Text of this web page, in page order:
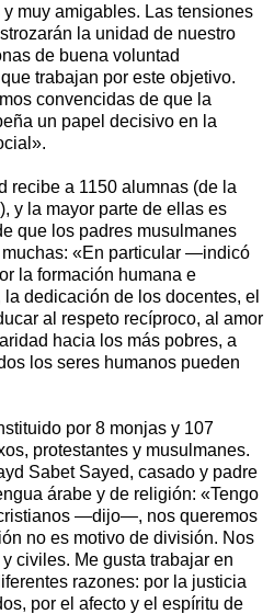
muy amigables. Las tensiones
la unidad de nuestro
de buena voluntad
trabajan por este objetivo.
convencidas de que la
un papel decisivo en la
recibe a 1150 alumnas (de la
y la mayor parte de ellas es
que los padres musulmanes
«En particular —indicó
la formación humana e
dedicación de los docentes, el
al respeto recíproco, al amor
hacia los más pobres, a
los seres humanos pueden
por 8 monjas y 107
protestantes y musulmanes.
Sabet Sayed, casado y padre
árabe y de religión: «Tengo
—dijo—, nos queremos
no es motivo de división. Nos
civiles. Me gusta trabajar en
razones: por la justicia
por el afecto y el espíritu de